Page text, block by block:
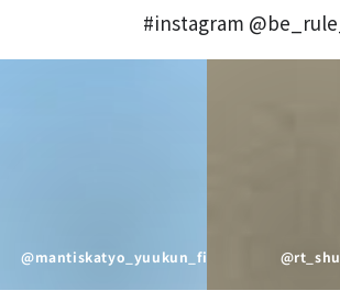
#instagram @be_rule_
@mantiskatyo_yuukun_fit_ @rt_shu